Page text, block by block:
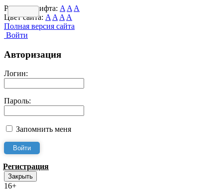
Размер шрифта: A A A
Цвет сайта: A A A A
Полная версия сайта
Войти
Авторизация
Логин:
Пароль:
Запомнить меня
Регистрация
Закрыть
16+